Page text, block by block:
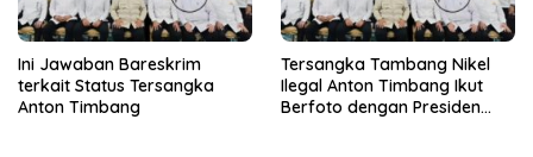
Ini Jawaban Bareskrim
terkait Status Tersangka
Anton Timbang
Tersangka Tambang Nikel
Ilegal Anton Timbang Ikut
Berfoto dengan Presiden